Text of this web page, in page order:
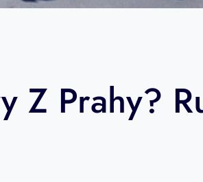
Z Prahy?